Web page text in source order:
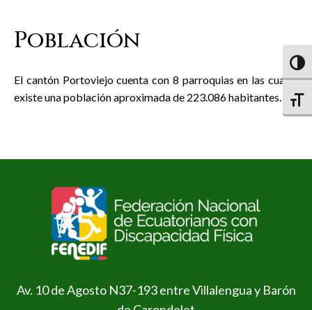
Población
El cantón Portoviejo cuenta con 8 parroquias en las cuales
existe una población aproximada de 223.086 habitantes.
Av. 10 de Agosto N37-193 entre Villalengua y Barón